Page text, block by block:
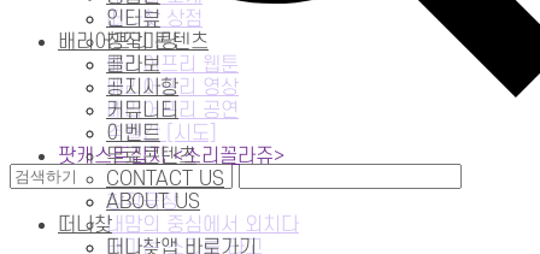
떠나찾 상점
배리어프리 콘텐츠
배리어프리 웹툰
배리어프리 영상
베리어프리 공연
격월간 [시도]
팟캐스트잡지 <소리꼴라쥬>
고지식 갓지식
창작극장
내맘의 중심에서 외치다
테마는 소리를 타고
인터뷰
창작마당
콜라보
공지사항
커뮤니티
이벤트
무료콘텐츠
CONTACT US
ABOUT US
떠나찾
떠나찾앱 바로가기